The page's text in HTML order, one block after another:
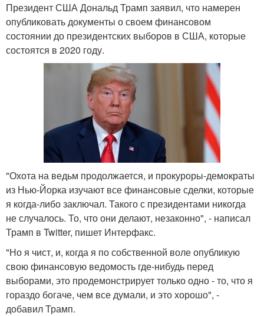
Президент США Дональд Трамп заявил, что намерен
опубликовать документы о своем финансовом
состоянии до президентских выборов в США, которые
состоятся в 2020 году.
"Охота на ведьм продолжается, и прокуроры-демократы
из Нью-Йорка изучают все финансовые сделки, которые
я когда-либо заключал. Такого с президентами никогда
не случалось. То, что они делают, незаконно", - написал
Трамп в Twitter, пишет Интерфакс.
"Но я чист, и, когда я по собственной воле опубликую
свою финансовую ведомость где-нибудь перед
выборами, это продемонстрирует только одно - то, что я
гораздо богаче, чем все думали, и это хорошо", -
добавил Трамп.